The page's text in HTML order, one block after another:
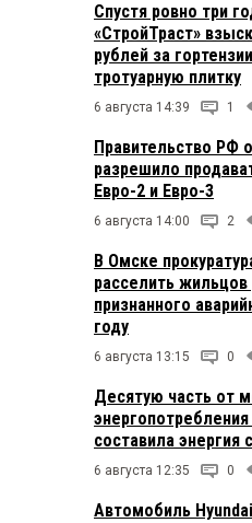
в
Спустя ровно три
«СтройТраст»
рублей за
тротуарную плитку
6 августа 14:39 1
Правительство РФ
разрешило
Евро-2 и Евро-3
6 августа 14:00 2
В Омске
расселить
признанного
году
6 августа 13:15 0
Десятую часть от
составила энергия
6 августа 12:35 0
Автомобиль